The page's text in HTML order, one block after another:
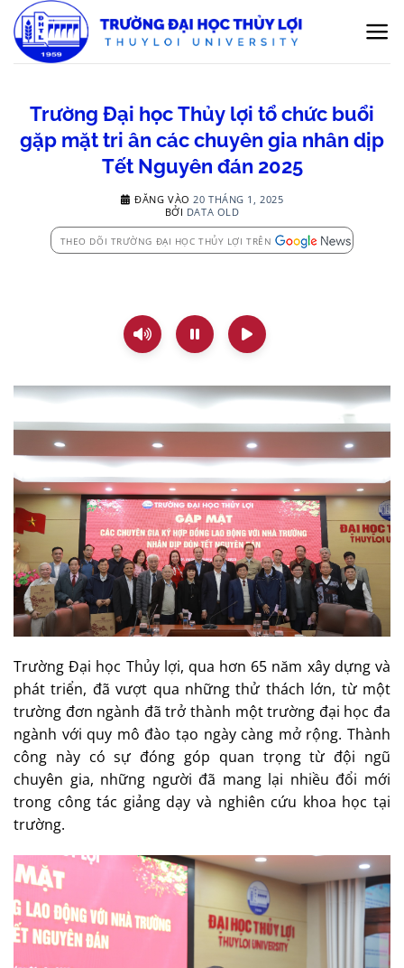
qua
nội
Trường Đại học Thủy lợi tổ chức buổi
gặp mặt tri ân các chuyên gia nhân dịp
Tết Nguyên đán 2025
ĐĂNG VÀO 20 THÁNG 1, 2025
BỞI DATA OLD
THEO DÕI TRƯỜNG ĐẠI HỌC THỦY LỢI TRÊN
Trường Đại học Thủy lợi, qua hơn 65 năm xây dựng và
phát triển, đã vượt qua những thử thách lớn, từ một
trường đơn ngành đã trở thành một trường đại học đa
ngành với quy mô đào tạo ngày càng mở rộng. Thành
công này có sự đóng góp quan trọng từ đội ngũ
chuyên gia, những người đã mang lại nhiều đổi mới
trong công tác giảng dạy và nghiên cứu khoa học tại
trường.